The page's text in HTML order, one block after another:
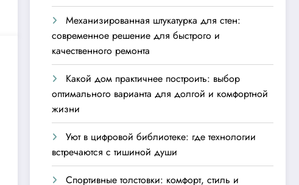
Механизированная штукатурка для стен:
современное решение для быстрого и
качественного ремонта
Какой дом практичнее построить: выбор
оптимального варианта для долгой и комфортной
жизни
Уют в цифровой библиотеке: где технологии
встречаются с тишиной души
Спортивные толстовки: комфорт, стиль и